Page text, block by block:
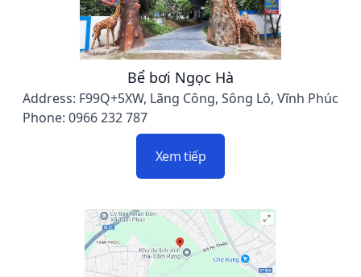
Bể bơi Ngọc Hà
Address: F99Q+5XW, Lãng Công, Sông Lô, Vĩnh Phúc
Phone: 0966 232 787
Xem tiếp